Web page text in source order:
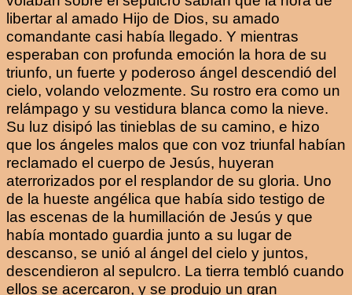
libertar al amado Hijo de Dios, su amado
comandante casi había llegado. Y mientras
esperaban con profunda emoción la hora de su
triunfo, un fuerte y poderoso ángel descendió del
cielo, volando velozmente. Su rostro era como un
relámpago y su vestidura blanca como la nieve.
Su luz disipó las tinieblas de su camino, e hizo
que los ángeles malos que con voz triunfal habían
reclamado el cuerpo de Jesús, huyeran
aterrorizados por el resplandor de su gloria. Uno
de la hueste angélica que había sido testigo de
las escenas de la humillación de Jesús y que
había montado guardia junto a su lugar de
descanso, se unió al ángel del cielo y juntos,
descendieron al sepulcro. La tierra tembló cuando
ellos se acercaron, y se produjo un gran